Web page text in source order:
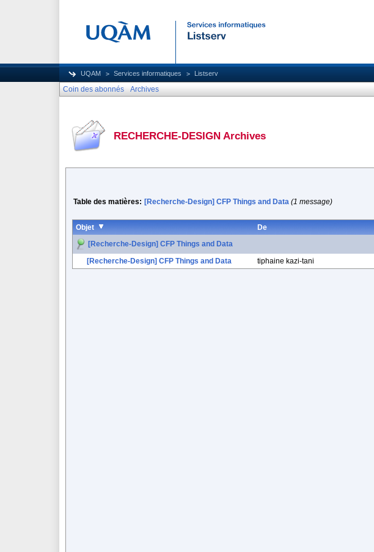
UQAM Services informatiques Listserv
Coin des abonnés Archives
RECHERCHE-DESIGN Archives
Table des matières: [Recherche-Design] CFP Things and Data (1 message)
Objet De
[Recherche-Design] CFP Things and Data
[Recherche-Design] CFP Things and Data
tiphaine kazi-tani